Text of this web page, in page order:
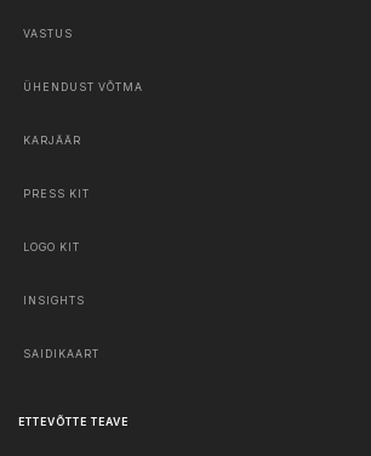
VASTUS
ÜHENDUST VÕTMA
KARJÄÄR
PRESS KIT
LOGO KIT
INSIGHTS
SAIDIKAART
ETTEVÕTTE TEAVE